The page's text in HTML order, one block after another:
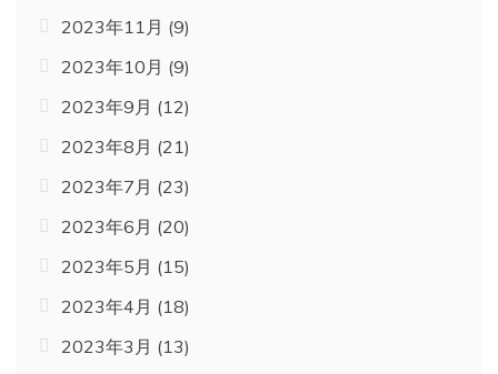
2023年11月 (9)
2023年10月 (9)
2023年9月 (12)
2023年8月 (21)
2023年7月 (23)
2023年6月 (20)
2023年5月 (15)
2023年4月 (18)
2023年3月 (13)